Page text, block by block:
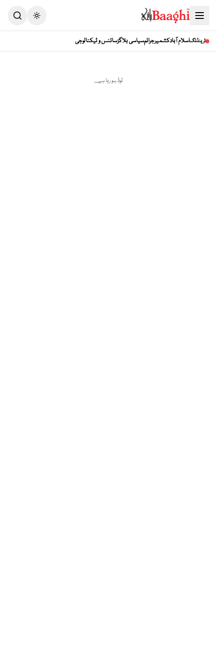
ٹرینڈنگاسلام آبادکشمیرجرائمسیاسی بلاگزسائنس و ٹیکنالوجی
لوڈ ہو رہا ہے...